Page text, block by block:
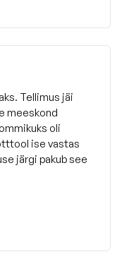
Tellimus jäi
meeskond
oli
ise vastas
järgi pakub see